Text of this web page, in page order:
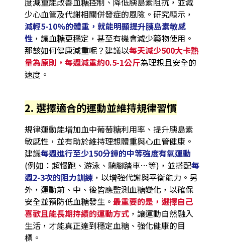
少心血管及代謝相關併發症的風險。研究顯示，
減輕5-10%的體重，就能明顯提升胰島素敏感
性，讓血糖更穩定，甚至有機會減少藥物使用。
那該如何健康減重呢？建議以每天減少500大卡熱
量為原則，每週減重約0.5-1公斤為理想且安全的
速度。
2. 選擇適合的運動並維持規律習慣
規律運動能增加血中葡萄糖利用率、提升胰島素
敏感性，並有助於維持理想體重與心血管健康。
建議每週進行至少150分鐘的中等強度有氧運動
(例如：超慢跑、游泳、騎腳踏車…等)，並搭配每
週2-3次的阻力訓練，以增強代謝與平衡能力。另
外，運動前、中、後皆應監測血糖變化，以確保
安全並預防低血糖發生。 最重要的是，選擇自己
喜歡且能長期持續的運動方式，讓運動自然融入
生活，才能真正達到穩定血糖、強化健康的目
標。